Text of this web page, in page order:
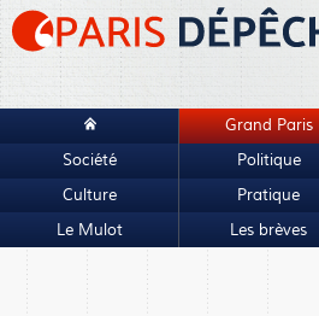
Grand Paris
Société
Politique
Culture
Pratique
Le Mulot
Les brèves